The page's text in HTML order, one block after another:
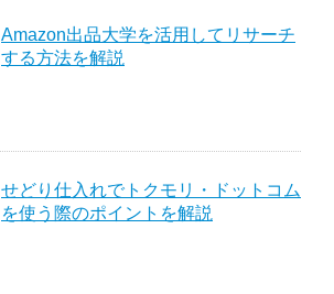
Amazon出品大学を活用してリサーチ
する方法を解説
せどり仕入れでトクモリ・ドットコム
を使う際のポイントを解説